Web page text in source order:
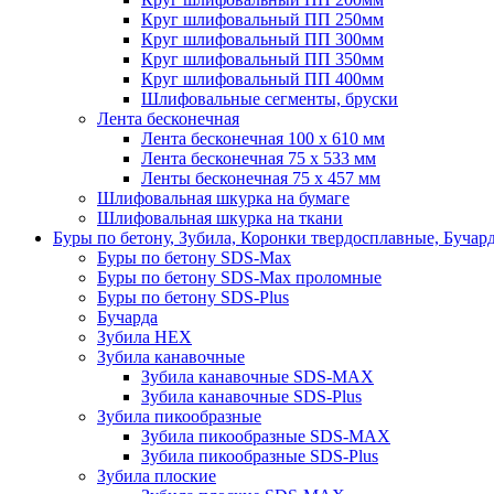
Круг шлифовальный ПП 250мм
Круг шлифовальный ПП 300мм
Круг шлифовальный ПП 350мм
Круг шлифовальный ПП 400мм
Шлифовальные сегменты, бруски
Лента бесконечная
Лента бесконечная 100 х 610 мм
Лента бесконечная 75 х 533 мм
Ленты бесконечная 75 х 457 мм
Шлифовальная шкурка на бумаге
Шлифовальная шкурка на ткани
Буры по бетону, Зубила, Коронки твердосплавные,
Буры по бетону SDS-Max
Буры по бетону SDS-Max проломные
Буры по бетону SDS-Plus
Бучарда
Зубила HEX
Зубила канавочные
Зубила канавочные SDS-MAX
Зубила канавочные SDS-Plus
Зубила пикообразные
Зубила пикообразные SDS-MAX
Зубила пикообразные SDS-Plus
Зубила плоские